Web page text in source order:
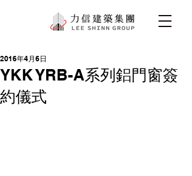
YKK YRB-A系列鋁門窗簽
約儀式
2016年4月6日